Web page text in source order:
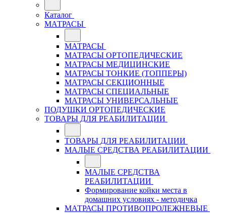
Каталог
МАТРАСЫ
МАТРАСЫ
МАТРАСЫ ОРТОПЕДИЧЕСКИЕ
МАТРАСЫ МЕДИЦИНСКИЕ
МАТРАСЫ ТОНКИЕ (ТОППЕРЫ)
МАТРАСЫ СЕКЦИОННЫЕ
МАТРАСЫ СПЕЦИАЛЬНЫЕ
МАТРАСЫ УНИВЕРСАЛЬНЫЕ
ПОДУШКИ ОРТОПЕДИЧЕСКИЕ
ТОВАРЫ ДЛЯ РЕАБИЛИТАЦИИ
ТОВАРЫ ДЛЯ РЕАБИЛИТАЦИИ
МАЛЫЕ СРЕДСТВА РЕАБИЛИТАЦИИ
МАЛЫЕ СРЕДСТВА
РЕАБИЛИТАЦИИ
Формирование койки места в
домашних условиях - методичка
МАТРАСЫ ПРОТИВОПРОЛЕЖНЕВЫЕ